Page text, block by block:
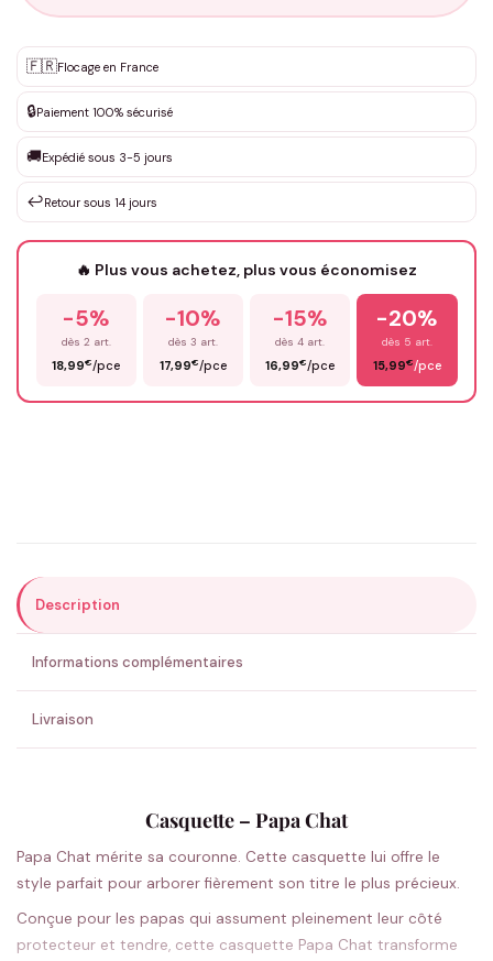
✨ Personnalisation sur mesure
DEVIS GRATUIT · Personnalisation de 3 à 10€ selon la demande
Que souhaitez-vous ?*
Votre texte / idée*
Prénom*
ENVOYER MA DEMANDE ✨
💚 Retour sous 24-48h🇫🇷 Flocage en France✅ Validation avant fabrication
🇫🇷Flocage en France
🔒Paiement 100% sécurisé
🚚Expédié sous 3-5 jours
↩️Retour sous 14 jours
🔥 Plus vous achetez, plus vous économisez
-5%
dès 2 art.
18,99€/pce
-10%
dès 3 art.
17,99€/pce
-15%
dès 4 art.
16,99€/pce
-20%
dès 5 art.
15,99€/pce
Description
Informations complémentaires
Livraison
Casquette – Papa Chat
Papa Chat mérite sa couronne. Cette casquette lui offre le
style parfait pour arborer fièrement son titre le plus précieux.
Conçue pour les papas qui assument pleinement leur côté
protecteur et tendre, cette casquette Papa Chat transforme